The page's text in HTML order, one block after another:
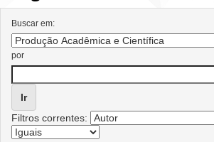
Buscar em:
por
Filtros correntes: